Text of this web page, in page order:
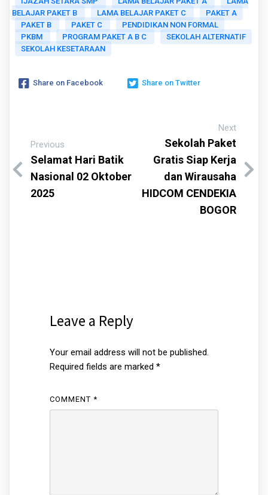
BELAJAR PAKET B
LAMA BELAJAR PAKET C
PAKET A
PAKET B
PAKET C
PENDIDIKAN NON FORMAL
PKBM
PROGRAM PAKET A B C
SEKOLAH ALTERNATIF
SEKOLAH KESETARAAN
Share on Facebook Share on Twitter
Previous
Selamat Hari Batik
Nasional 02 Oktober
2025
Next
Sekolah Paket
Gratis Siap Kerja
dan Wirausaha
HIDCOM CENDEKIA
BOGOR
Leave a Reply
Your email address will not be published.
Required fields are marked *
COMMENT *